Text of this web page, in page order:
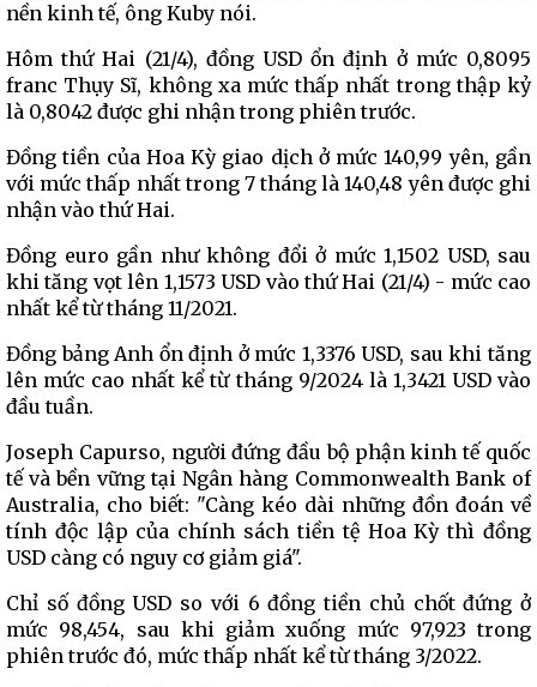
nền kinh tế, ông Kuby nói.
Hôm thứ Hai (21/4), đồng USD ổn định ở mức 0,8095
franc Thụy Sĩ, không xa mức thấp nhất trong thập kỷ
là 0,8042 được ghi nhận trong phiên trước.
Đồng tiền của Hoa Kỳ giao dịch ở mức 140,99 yên, gần
với mức thấp nhất trong 7 tháng là 140,48 yên được ghi
nhận vào thứ Hai.
Đồng euro gần như không đổi ở mức 1,1502 USD, sau
khi tăng vọt lên 1,1573 USD vào thứ Hai (21/4) - mức cao
nhất kể từ tháng 11/2021.
Đồng bảng Anh ổn định ở mức 1,3376 USD, sau khi tăng
lên mức cao nhất kể từ tháng 9/2024 là 1,3421 USD vào
đầu tuần.
Joseph Capurso, người đứng đầu bộ phận kinh tế quốc
tế và bền vững tại Ngân hàng Commonwealth Bank of
Australia, cho biết: "Càng kéo dài những đồn đoán về
tính độc lập của chính sách tiền tệ Hoa Kỳ thì đồng
USD càng có nguy cơ giảm giá".
Chỉ số đồng USD so với 6 đồng tiền chủ chốt đứng ở
mức 98,454, sau khi giảm xuống mức 97,923 trong
phiên trước đó, mức thấp nhất kể từ tháng 3/2022.